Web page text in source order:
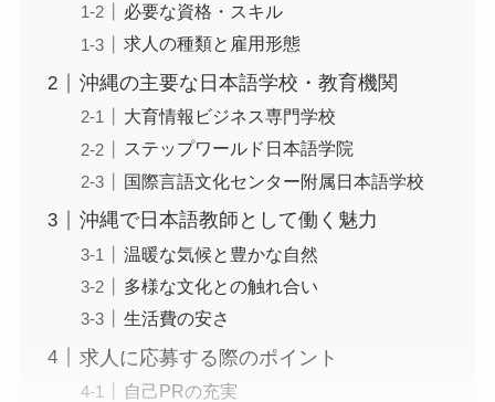
必要な資格・スキル
求人の種類と雇用形態
沖縄の主要な日本語学校・教育機関
大育情報ビジネス専門学校
ステップワールド日本語学院
国際言語文化センター附属日本語学校
沖縄で日本語教師として働く魅力
温暖な気候と豊かな自然
多様な文化との触れ合い
生活費の安さ
求人に応募する際のポイント
自己PRの充実